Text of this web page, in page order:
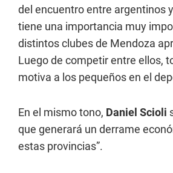
del encuentro entre argentinos
tiene una importancia muy
distintos clubes de Mendoza
Luego de competir entre ellos,
motiva a los pequeños en el
En el mismo tono, Daniel Scioli
que generará un derrame
estas provincias”.